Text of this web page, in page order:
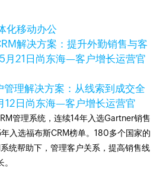
化移动办公
解决方案：提升外勤销售与客
21日 尚东海—客户增长运营官
管理解决方案：从线索到成交全
日 尚东海—客户增长运营官
管理系统，连续14年入选Gartner销售
入选福布斯CRM榜单。180多个国家的
统帮助下，管理客户关系，提高销售线